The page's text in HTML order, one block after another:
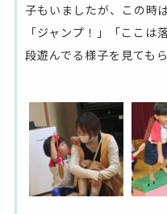
子もいましたが、この時
「ジャンプ！」「ここ
段遊んでる様子を見ても